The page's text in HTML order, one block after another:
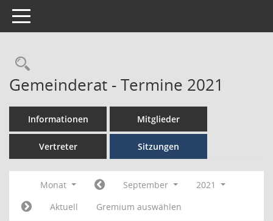
Toggle navigation
Gemeinderat - Termine 2021
Informationen Mitglieder
Vertreter Sitzungen
Monat September
2021
Aktuell
Gremium auswählen